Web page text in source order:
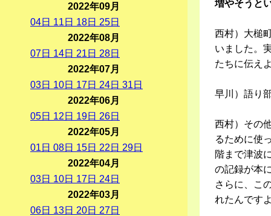
増やそうと
西村）大槌
いました。
たちに伝え
早川）語り
西村）その
るために使
階まで津波
の記録が本
さらに、こ
れたんです
2022年09月
04日 11 日 18日 25日
2022年08月
07日 14日 21 日 28日
2022年07月
03日 10日 17日 24日 31 日
2022年06月
05日 12 日 19日 26日
2022年05月
01 日 08日 15日 22 日 29日
2022年04月
03日 10日 17日 24日
2022年03月
06日 13日 20日 27日